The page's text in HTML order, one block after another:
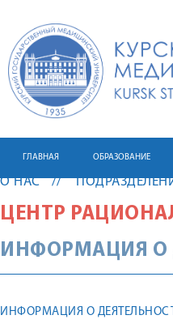
ГЛАВНАЯ ОБРАЗОВАНИЕ
О НАС
ЦЕНТР
ИНФОРМАЦИЯ О
ИНФОРМАЦИЯ О